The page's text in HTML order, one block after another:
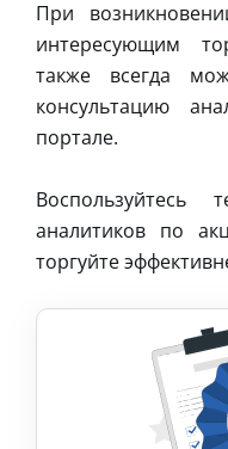
При
интересующим
также всегда
консультацию
портале.
Воспользуйтесь
аналитиков по
торгуйте